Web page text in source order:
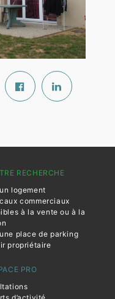
RECHERCHE
logement
commerciaux
à la vente ou à la
place de parking
propriétaire
PRO